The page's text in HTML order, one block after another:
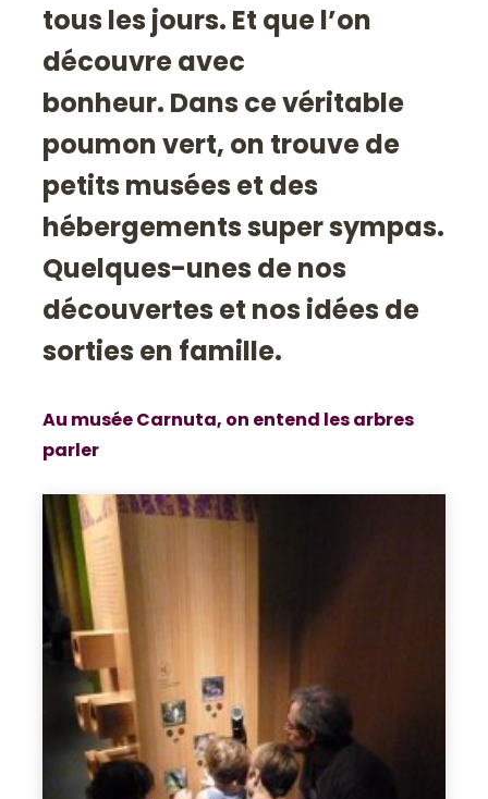
tous les jours. Et que l’on
découvre avec
bonheur. Dans ce véritable
poumon vert, on trouve de
petits musées et des
hébergements super sympas.
Quelques-unes de nos
découvertes et nos idées de
sorties en famille.
Au musée Carnuta, on entend les arbres
parler